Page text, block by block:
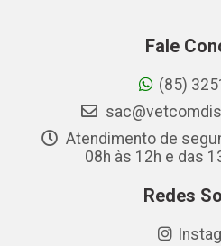
Fale
(85)
Atendimento de
08h às 12h e das
Redes